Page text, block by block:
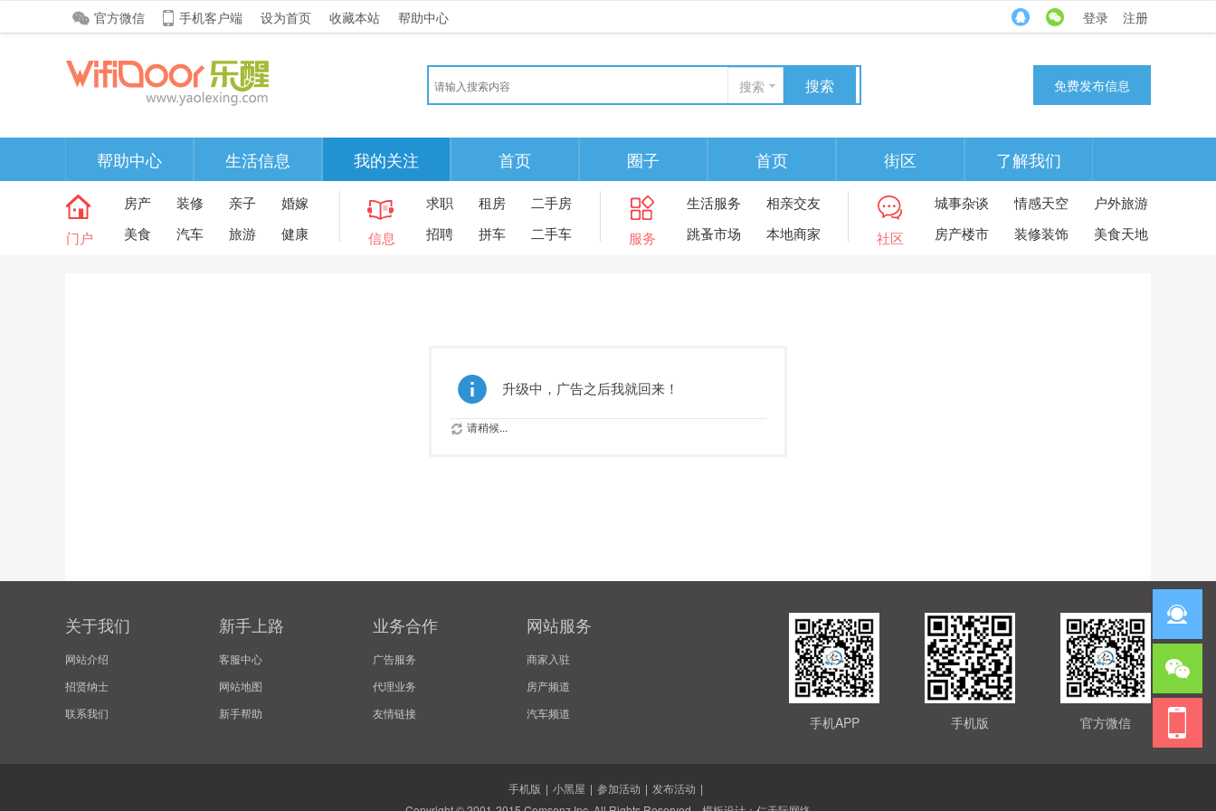
官方微信 手机客户端 设为首页 收藏本站 帮助中心 登录 注册
搜索 搜索 免费发布信息
帮助中心 生活信息 我的关注 首页 圈子 首页 街区 了解我们
门户
房产 装修 亲子
婚嫁
美食
汽车 旅游 健康 信息
求职 租房
二手房
招聘
拼车 二手车 服务
生活服务
相亲交友
跳蚤市场
本地商家 社区
城事杂谈 情感天空
户外旅游
房产楼市
装修装饰 美食天地
升级中，广告之后我就回来！
请稍候...
关于我们
网站介绍
招贤纳士
联系我们
新手上路
客服中心
网站地图
新手帮助
业务合作
广告服务
代理业务
友情链接
网站服务
商家入驻
房产频道
汽车频道
官方微信
手机版
手机APP
手机版 | 小黑屋 | 参加活动 | 发布活动 |